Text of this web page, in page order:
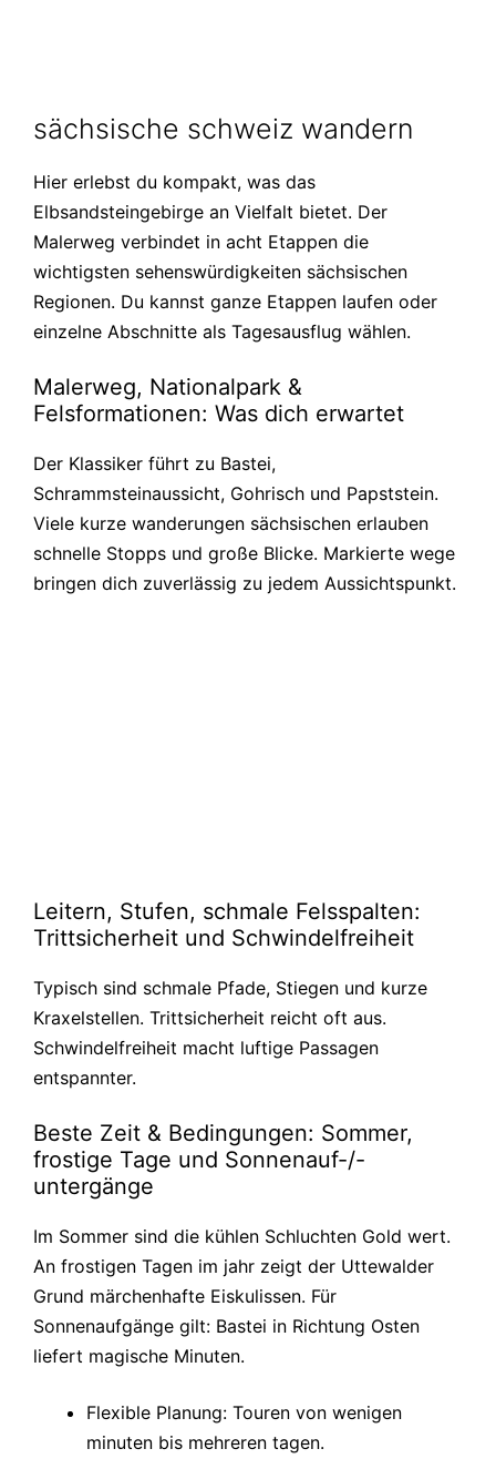
sächsische schweiz wandern
Hier erlebst du kompakt, was das
Elbsandsteingebirge an Vielfalt bietet. Der
Malerweg verbindet in acht Etappen die
wichtigsten sehenswürdigkeiten sächsischen
Regionen. Du kannst ganze Etappen laufen oder
einzelne Abschnitte als Tagesausflug wählen.
Malerweg, Nationalpark &
Felsformationen: Was dich erwartet
Der Klassiker führt zu Bastei,
Schrammsteinaussicht, Gohrisch und Papststein.
Viele kurze wanderungen sächsischen erlauben
schnelle Stopps und große Blicke. Markierte wege
bringen dich zuverlässig zu jedem Aussichtspunkt.
Leitern, Stufen, schmale Felsspalten:
Trittsicherheit und Schwindelfreiheit
Typisch sind schmale Pfade, Stiegen und kurze
Kraxelstellen. Trittsicherheit reicht oft aus.
Schwindelfreiheit macht luftige Passagen
entspannter.
Beste Zeit & Bedingungen: Sommer,
frostige Tage und Sonnenauf-/-
untergänge
Im Sommer sind die kühlen Schluchten Gold wert.
An frostigen Tagen im jahr zeigt der Uttewalder
Grund märchenhafte Eiskulissen. Für
Sonnenaufgänge gilt: Bastei in Richtung Osten
liefert magische Minuten.
Flexible Planung: Touren von wenigen
minuten bis mehreren tagen.